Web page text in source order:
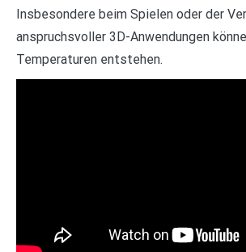
Insbesondere beim Spielen oder der
anspruchsvoller 3D-Anwendungen
Temperaturen entstehen.